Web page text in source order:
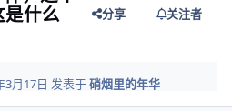
是什么 分享 关注者
3月17日 发表于硝烟里的年华